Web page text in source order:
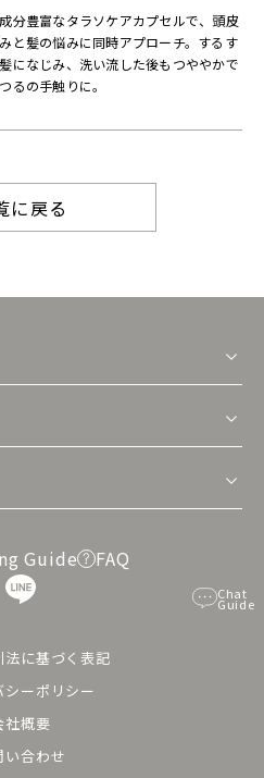
Chat
Guide
分豊富なタラソケアカプセルで、頭皮
と髪の悩みに同時アプローチ。するす
になじみ、洗い流した後もつややかで
るの手触りに。
に戻る
Guide FAQ
法に基づく表記
シーポリシー
社概要
い合わせ